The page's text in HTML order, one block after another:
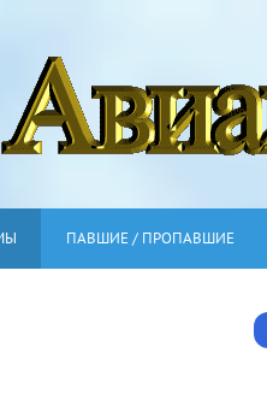
ПАВШИЕ / ПРОПАВШИЕ